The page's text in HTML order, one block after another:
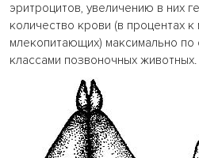
эритроцитов, увеличению в них
количество крови (в процентах к
млекопитающих) максимально по
классами позвоночных животных.